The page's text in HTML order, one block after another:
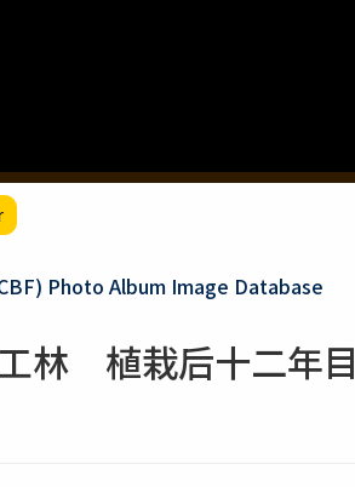
Photo Album Image Database
林 植栽后十二年目